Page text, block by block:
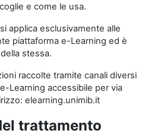
e come le usa.
applica esclusivamente alle
piattaforma e-Learning ed è
stessa.
raccolte tramite canali diversi
Learning accessibile per via
elearning.unimib.it
trattamento